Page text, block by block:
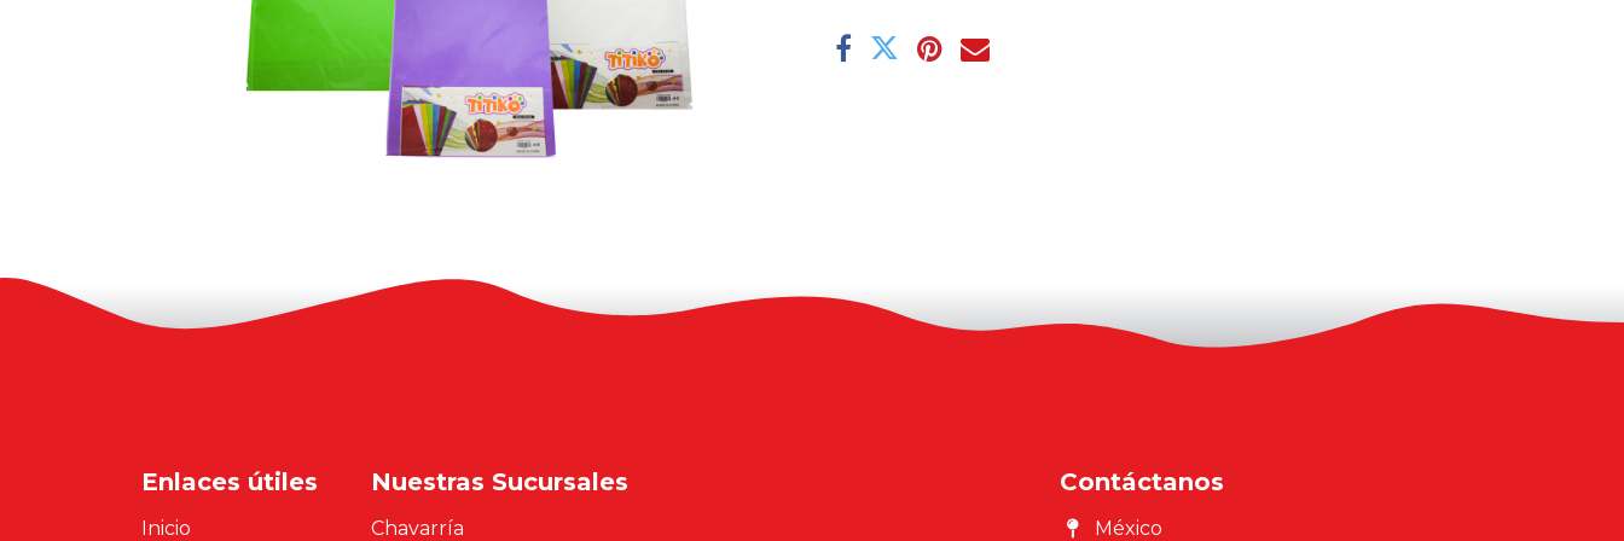
Enlaces útiles
Inicio
Nuestras Sucursales
Chavarría
Contáctanos
México